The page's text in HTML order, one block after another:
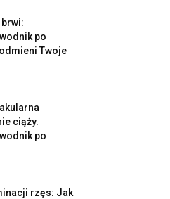
po
Twoje
ciąży.
po
rzęs: Jak